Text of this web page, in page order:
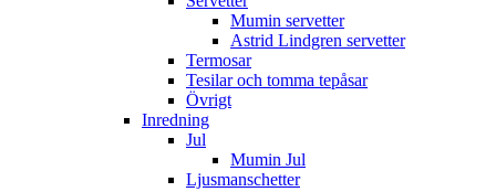
Mumin servetter
Astrid Lindgren servetter
Termosar
Tesilar och tomma tepåsar
Övrigt
Inredning
Jul
Mumin Jul
Ljusmanschetter